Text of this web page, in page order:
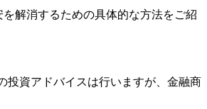
解消するための具体的な方法をご紹
投資アドバイスは行いますが、金融商